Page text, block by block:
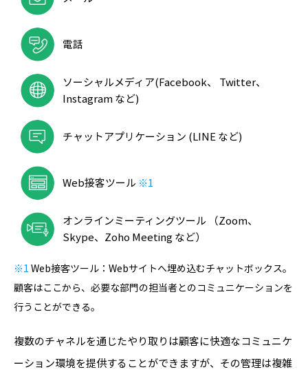
電話
ソーシャルメディア(Facebook、 Twitter、
Instagram など)
チャットアプリケーション (LINE など)
Web接客ツール ※1
オンラインミーティングツール （Zoom、
Skype、Zoho Meeting など）
※1 Web接客ツール：Webサイトへ埋め込むチャットボックス。
顧客はここから、必要な部門の担当者とのコミュニケーションを
行うことができる。
複数のチャネルを通じたやり取りは顧客に快適なコミュニケ
ーション環境を提供することができますが、その管理は複雑